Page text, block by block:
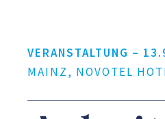
VERANSTALTUNG –
MAINZ, NOVOTEL